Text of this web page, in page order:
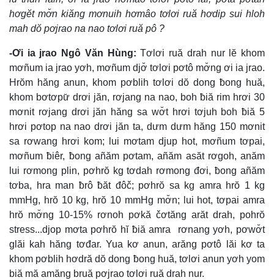
hơgĕt mơ̆n kiăng mơnuih hơmâo tơlơi ruă hơdip sui hloh
mah dŏ pơjrao na nao tơlơi ruă pô ?
-Ơi ia jrao Ngô Văn Hùng:Tơlơi ruă drah nur lĕ khom
mơñum ia jrao yơh, mơñum djơ̆ tơlơi pơtô mơ̆ng ơi ia jrao.
Hrŏm hăng anun, khom pơblih tơlơi dŏ dong ƀong huă,
khom bơtơpư̆ drơi jăn, rơjang na nao, boh ƀiă rim hrơi 30
mơnit rơjang drơi jăn hăng sa wơ̆t hrơi tơjuh boh ƀiă 5
hrơi pơtop na nao drơi jăn ta, dưm dưm hăng 150 mơnit
sa rơwang hrơi kom; lui mơtam djup hot, mơñum tơpai,
mơñum ƀiêr, ƀong añăm pơtam, añăm asăt rơgoh, anăm
lui rơmong plin, pơhrŏ kg tơdah rơmong đơi, ƀong añăm
tơba, hra man ƀrô ƀăt đôč; pơhrŏ sa kg amra hrŏ 1 kg
mmHg, hrŏ 10 kg, hrŏ 10 mmHg mơ̆n; lui hot, tơpai amra
hrŏ mơ̆ng 10-15% rơnoh pơkă čơtăng arăt drah, pohrŏ
stress...djop mơta pơhrŏ hĭ ƀiă amra rơnang yơh, pơwơ̆t
glăi kah hăng tơđar. Yua kơ anun, arăng pơtô lăi kơ ta
khom pơblih hơdră dŏ dong ƀong huă, tơlơi anun yơh yom
biă mă amăng bruă pơjrao tơlơi ruă drah nur.